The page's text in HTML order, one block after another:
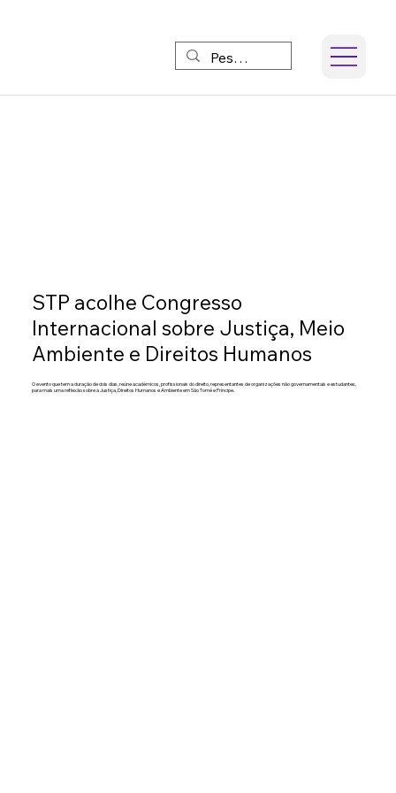
STP acolhe Congresso
Internacional sobre Justiça, Meio
Ambiente e Direitos Humanos
O evento que tem a duração de dois dias, reúne académicos, profissionais do direito, representantes de organizações não governamentais e estudantes,
para mais uma reflexão sobre a Justiça, Direitos Humanos e Ambiente em São Tomé e Príncipe.